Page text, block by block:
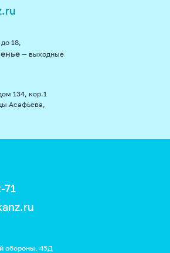
18,
— выходные
134, кор.1
Асафьева,
71
обороны, 45Д